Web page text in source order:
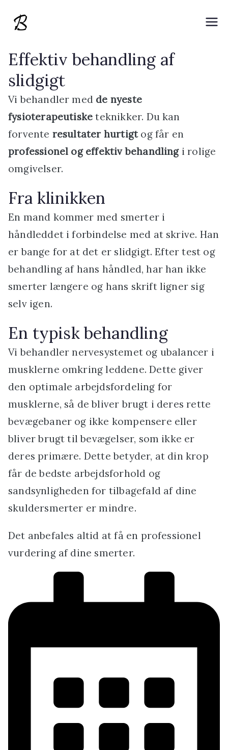
Fysioterapi
Effektiv behandling af
slidgigt
Vi behandler med de nyeste
fysioterapeutiske teknikker. Du kan
forvente resultater hurtigtog får en
professionel og effektiv behandlingi rolige
omgivelser.
Fra klinikken
En mand kommer med smerter i
håndleddet i forbindelse med at skrive. Han
er bange for at det er slidgigt. Efter test og
behandling af hans håndled, har han ikke
smerter længere og hans skrift ligner sig
selv igen.
En typisk behandling
Vi behandler nervesystemet og ubalancer i
musklerne omkring leddene. Dette giver
den optimale arbejdsfordeling for
musklerne, så de bliver brugt i deres rette
bevægebaner og ikke kompensere eller
bliver brugt til bevægelser, som ikke er
deres primære. Dette betyder, at din krop
får de bedste arbejdsforhold og
sandsynligheden for tilbagefald af dine
skuldersmerter er mindre.
Det anbefales altid at få en professionel
vurdering af dine smerter.